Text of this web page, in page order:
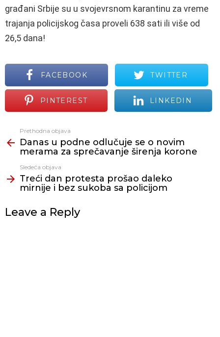
građani Srbije su u svojevrsnom karantinu za vreme
trajanja policijskog časa proveli 638 sati ili više od
26,5 dana!
FACEBOOK TWITTER
PINTEREST LINKEDIN
još
Prethodna objava
Danas u podne odlučuje se o novim
merama za sprečavanje širenja korone
Sledeća objava
Treći dan protesta prošao daleko
mirnije i bez sukoba sa policijom
Leave a Reply